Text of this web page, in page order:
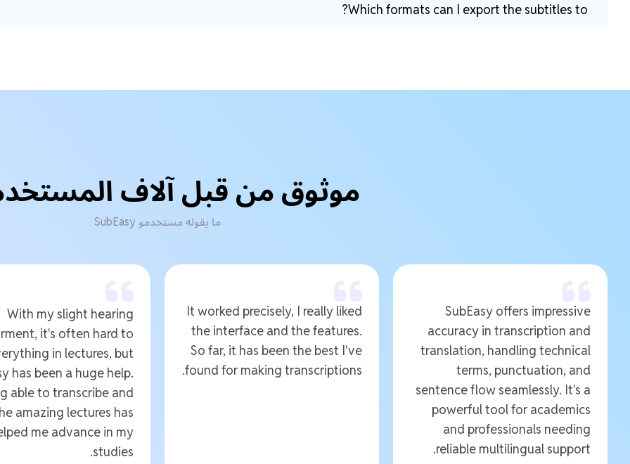
Which formats can I export the subtitles to?
موثوق من قبل آلاف
ما يقوله مستخدمو SubEasy
SubEasy offers impressive
accuracy in transcription and
translation, handling technical
terms, punctuation, and
sentence flow seamlessly. It's a
powerful tool for academics
and professionals needing
reliable multilingual support.
It worked precisely, I really liked
the interface and the features.
So far, it has been the best I've
found for making transcriptions.
With my slight hearing
it's often hard to
in lectures, but
has been a huge help.
able to transcribe and
amazing lectures has
me advance in my
studies.